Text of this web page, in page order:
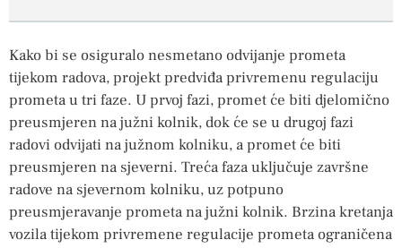
Kako bi se osiguralo nesmetano odvijanje prometa
tijekom radova, projekt predviđa privremenu regulaciju
prometa u tri faze. U prvoj fazi, promet će biti djelomično
preusmjeren na južni kolnik, dok će se u drugoj fazi
radovi odvijati na južnom kolniku, a promet će biti
preusmjeren na sjeverni. Treća faza uključuje završne
radove na sjevernom kolniku, uz potpuno
preusmjeravanje prometa na južni kolnik. Brzina kretanja
vozila tijekom privremene regulacije prometa ograničena